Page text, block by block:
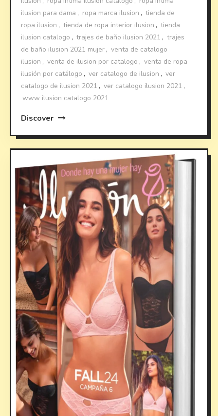
ilusion para dama , ropa marca ilusion , tienda de
ropa ilusion , tienda de ropa interior ilusion , tienda
ilusion catalogo , trajes de baño ilusion 2021 , trajes
de baño ilusion 2021 mujer , venta de catalogo
ilusion , venta de ilusion por catalogo , venta de ropa
ilusión por catálogo , ver catalogo de ilusion , ver
catalogo de ilusion 2021 , ver catalogo ilusion 2021 ,
www ilusion catalogo 2021
Discover